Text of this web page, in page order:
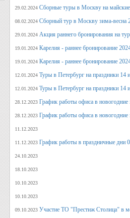
29.02.2024 Сборные туры в Москву на
08.02.2024 Сборный тур в Москву зима-весна
29.01.2024 Акция раннего бронирования на
19.01.2024 Карелия - раннее бронирование
19.01.2024 Карелия - раннее бронирование
12.01.2024 Туры в Петербург на праздники 14
12.01.2024 Туры в Петербург на праздники 14
28.12.2023 График работы офиса в новогодние
28.12.2023 График работы офиса в новогодние
11.12.2023
11.12.2023 График работы в праздничные дни
24.10.2023
18.10.2023
10.10.2023
10.10.2023
09.10.2023 Участие ТО "Престиж Столица" в